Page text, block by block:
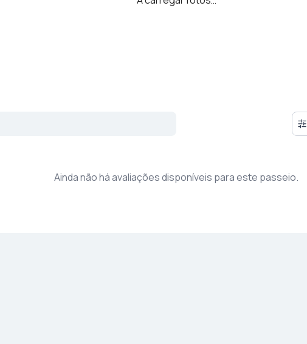
Ainda não há avaliações disponíveis para este passeio.